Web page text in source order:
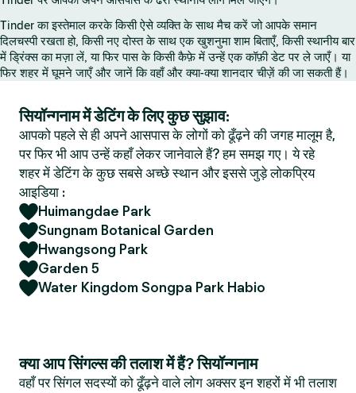
Tinder का इस्तेमाल करके किसी ऐसे व्यक्ति के साथ मैच करें जो आपके समान
दिलचस्पी रखता हो, किसी नए दोस्त के साथ एक खुशनुमा शाम बिताएँ, किसी स्थानीय बार
में ड्रिंक्स का मज़ा लें, या फिर पास के किसी कैफ़े में उन्हें एक कॉफ़ी डेट पर ले जाएँ। या
फिर शहर में घूमने जाएँ और जानें कि वहाँ और क्या-क्या शानदार चीज़ें की जा सकती हैं।
सियॉन्गनाम में डेटिंग के लिए कुछ सुझाव:
आपको पहले से ही अपने आसपास के लोगों को ढूँढ़ने की जगह मालूम है,
पर फिर भी आप उन्हें कहाँ लेकर जानेवाले हैं? हम समझ गए। ये रहे
शहर में डेटिंग के कुछ सबसे अच्छे स्थान और इससे जुड़े लोकप्रिय
आइडिया :
Huimangdae Park
Sungnam Botanical Garden
Hwangsong Park
Garden 5
Water Kingdom Songpa Park Habio
क्या आप सिंगल्स की तलाश में हैं? सियॉन्गनाम
वहाँ पर सिंगल सदस्यों को ढूँढ़ने वाले लोग अक्सर इन शहरों में भी तलाश